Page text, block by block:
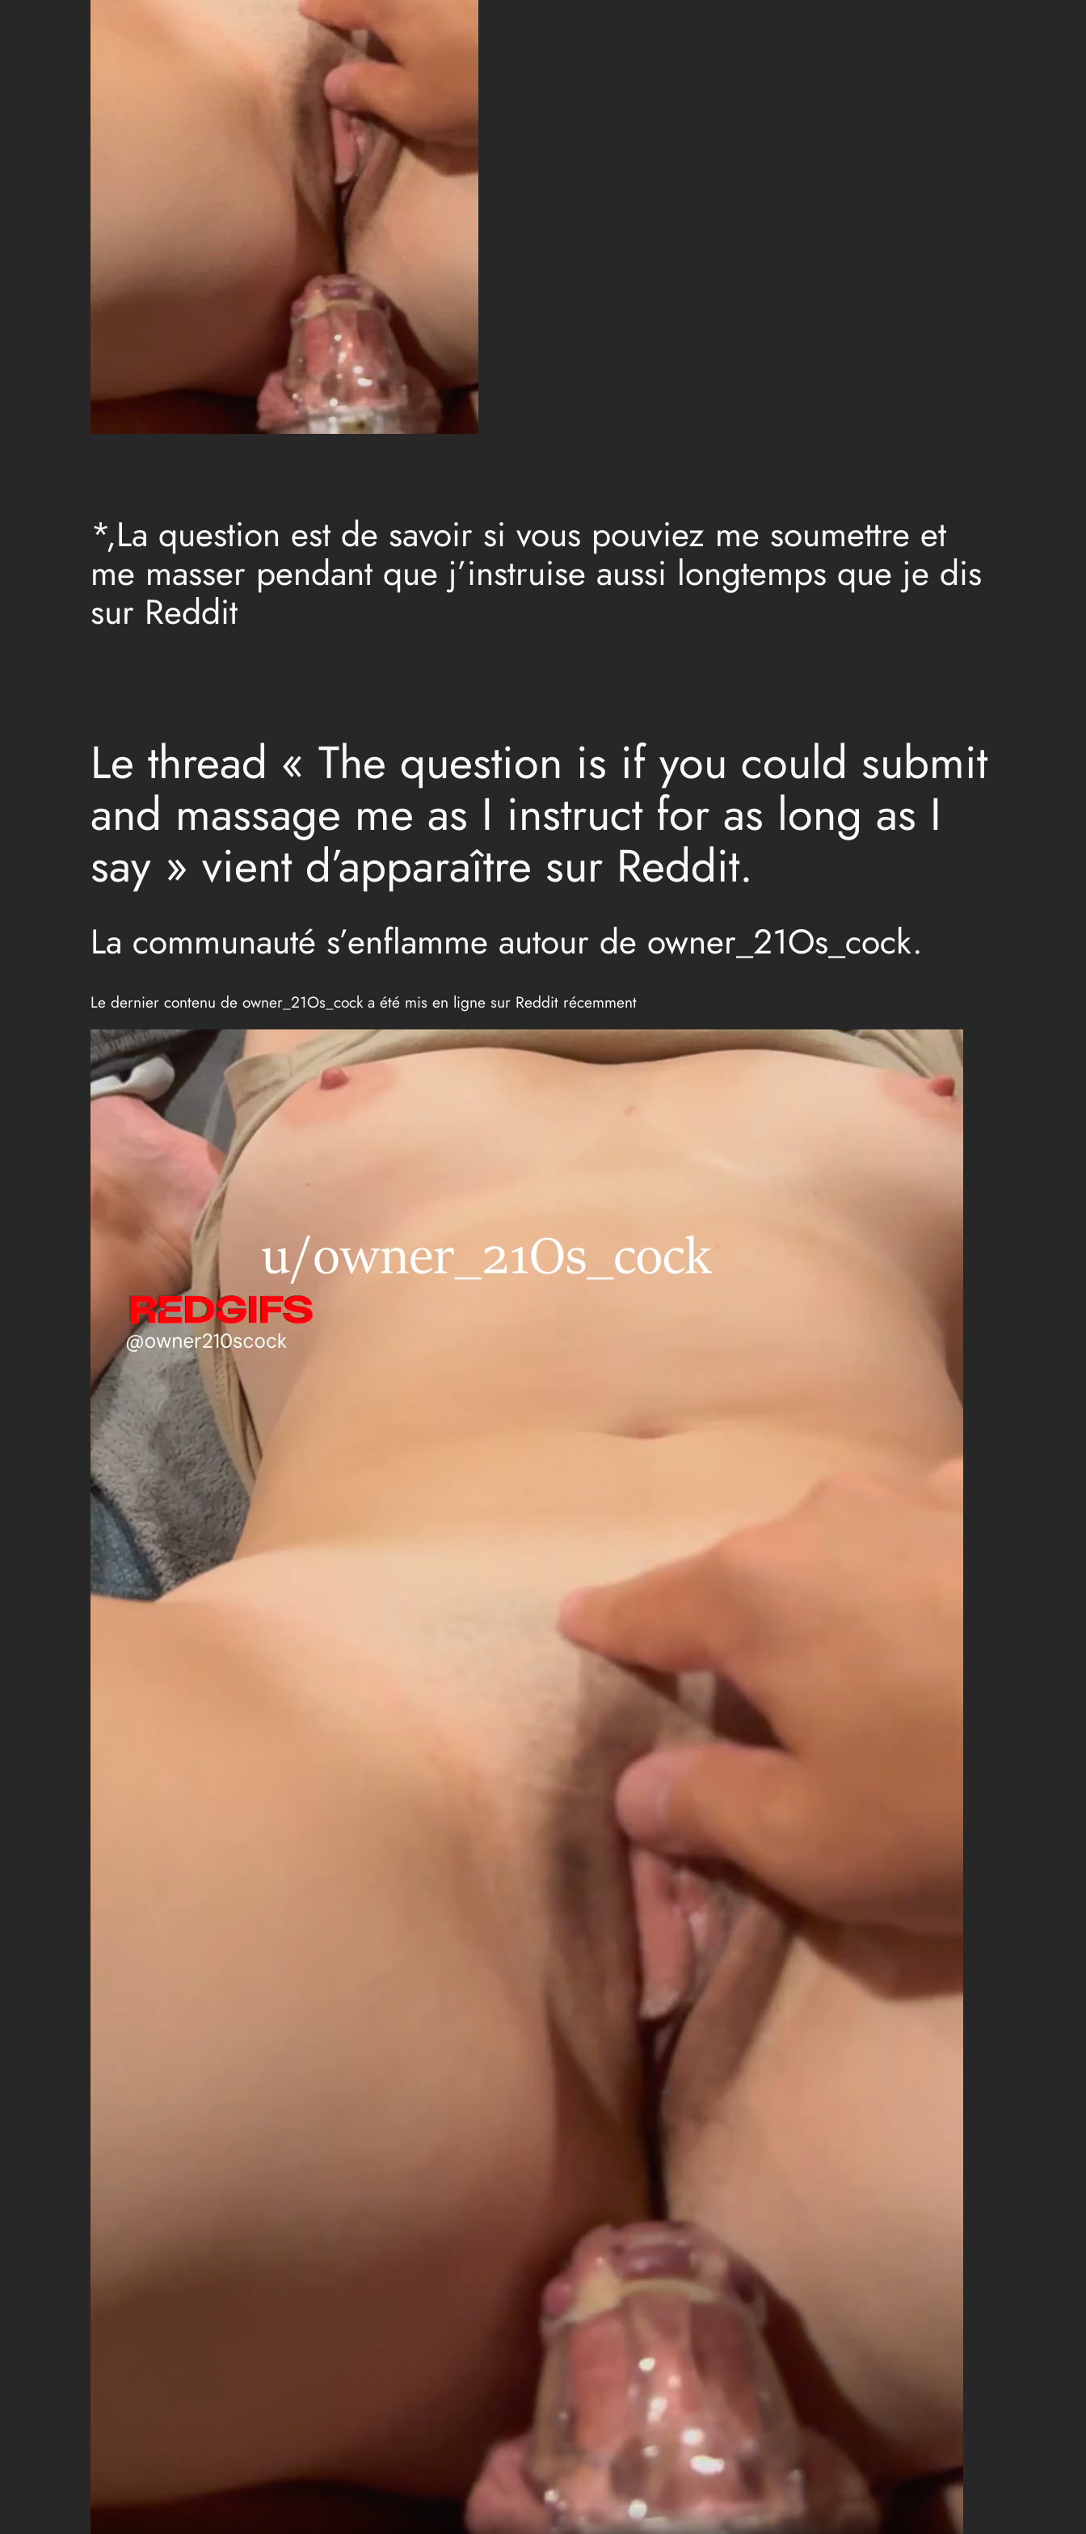
*,La question est de savoir si vous pouviez me soumettre et
me masser pendant que j’instruise aussi longtemps que je dis
sur Reddit
Le thread « The question is if you could submit
and massage me as I instruct for as long as I
say » vient d’apparaître sur Reddit.
La communauté s’enflamme autour de owner_21Os_cock.
Le dernier contenu de owner_21Os_cock a été mis en ligne sur Reddit récemment